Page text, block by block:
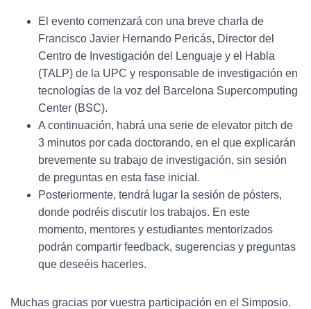
El evento comenzará con una breve charla de
Francisco Javier Hernando Pericás, Director del
Centro de Investigación del Lenguaje y el Habla
(TALP) de la UPC y responsable de investigación en
tecnologías de la voz del Barcelona Supercomputing
Center (BSC).
A continuación, habrá una serie de elevator pitch de
3 minutos por cada doctorando, en el que explicarán
brevemente su trabajo de investigación, sin sesión
de preguntas en esta fase inicial.
Posteriormente, tendrá lugar la sesión de pósters,
donde podréis discutir los trabajos. En este
momento, mentores y estudiantes mentorizados
podrán compartir feedback, sugerencias y preguntas
que deseéis hacerles.
Muchas gracias por vuestra participación en el Simposio.